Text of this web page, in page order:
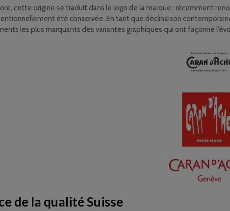
cette origine se traduit dans le logo de la marque : récemment
été conservée. En tant que déclinaison
les plus marquants des variantes graphiques qui ont façonné
de la qualité Suisse